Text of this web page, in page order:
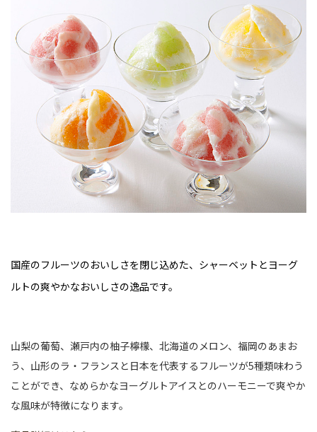
国産のフルーツのおいしさを閉じ込めた、シャーベットとヨーグ
ルトの爽やかなおいしさの逸品です。
山梨の葡萄、瀬戸内の柚子檸檬、北海道のメロン、福岡のあまお
う、山形のラ・フランスと日本を代表するフルーツが5種類味わう
ことができ、なめらかなヨーグルトアイスとのハーモニーで爽やか
な風味が特徴になります。